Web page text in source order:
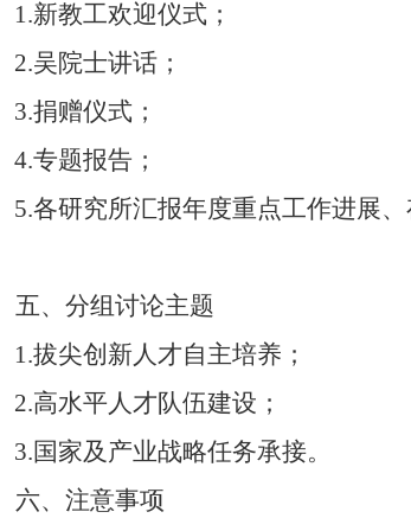
1.新教工欢迎仪式；
2.吴院士讲话；
3.捐赠仪式；
4.专题报告；
5.各研究所汇报年度重点工作进展
五、分组讨论主题
1.拔尖创新人才自主培养；
2.高水平人才队伍建设；
3.国家及产业战略任务承接。
六、注意事项